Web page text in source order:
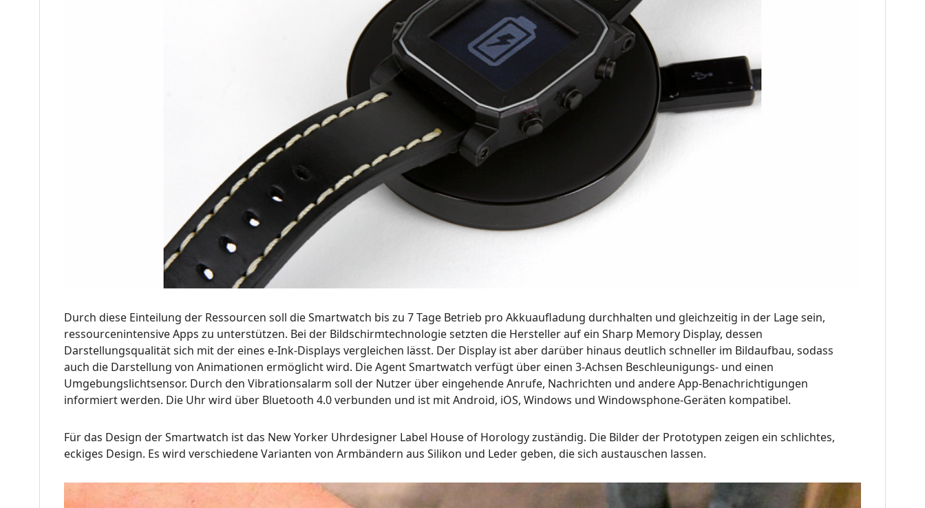
Durch diese Einteilung der Ressourcen soll die Smartwatch bis zu 7 Tage Betrieb pro Akkuaufladung durchhalten und gleichzeitig in der Lage sein,
ressourcenintensive Apps zu unterstützen. Bei der Bildschirmtechnologie setzten die Hersteller auf ein Sharp Memory Display, dessen
Darstellungsqualität sich mit der eines e-Ink-Displays vergleichen lässt. Der Display ist aber darüber hinaus deutlich schneller im Bildaufbau, sodass
auch die Darstellung von Animationen ermöglicht wird. Die Agent Smartwatch verfügt über einen 3-Achsen Beschleunigungs- und einen
Umgebungslichtsensor. Durch den Vibrationsalarm soll der Nutzer über eingehende Anrufe, Nachrichten und andere App-Benachrichtigungen
informiert werden. Die Uhr wird über Bluetooth 4.0 verbunden und ist mit Android, iOS, Windows und Windowsphone-Geräten kompatibel.
Für das Design der Smartwatch ist das New Yorker Uhrdesigner Label House of Horology zuständig. Die Bilder der Prototypen zeigen ein schlichtes,
eckiges Design. Es wird verschiedene Varianten von Armbändern aus Silikon und Leder geben, die sich austauschen lassen.